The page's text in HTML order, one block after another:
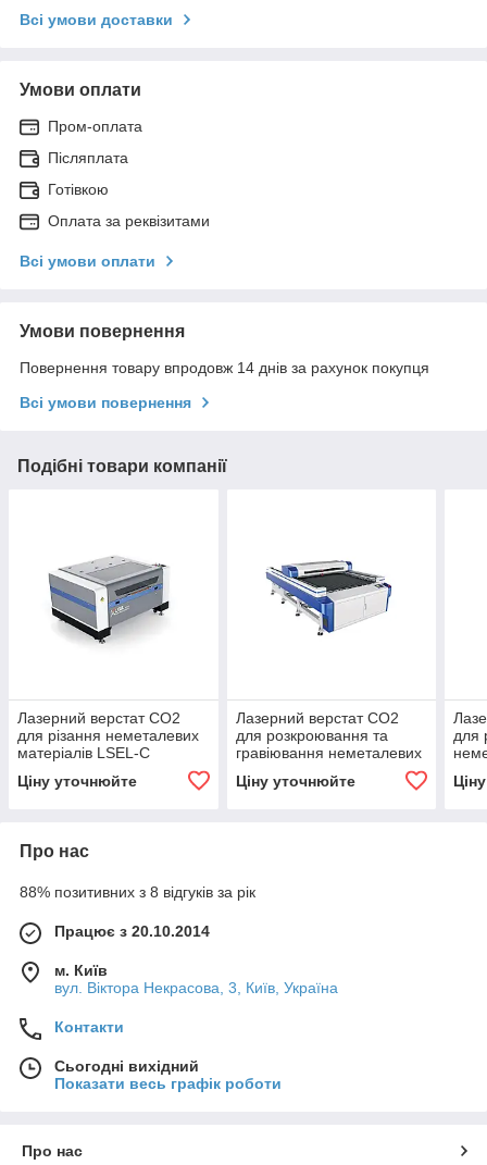
Всі умови доставки
Умови оплати
Пром-оплата
Післяплата
Готівкою
Оплата за реквізитами
Всі умови оплати
Умови повернення
Повернення товару впродовж 14 днів за рахунок покупця
Всі умови повернення
Подібні товари компанії
Лазерний верстат СО2
для різання неметалевих
матеріалів LSEL-C
Ціну уточнюйте
Лазерний верстат СО2
для розкроювання та
гравіювання неметалевих
матеріалів LSEL-C 1325g
Ціну уточнюйте
для
Про нас
88% позитивних з 8 відгуків за рік
Працює з 20.10.2014
м. Київ
вул. Вiктора Некрасова, 3, Київ, Україна
Контакти
Сьогодні вихідний
Показати весь графік роботи
Про нас